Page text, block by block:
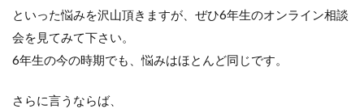
といった悩みを沢山頂きますが、ぜひ6年生のオンライン相談
会を見てみて下さい。
6年生の今の時期でも、悩みはほとんど同じです。
さらに言うならば、